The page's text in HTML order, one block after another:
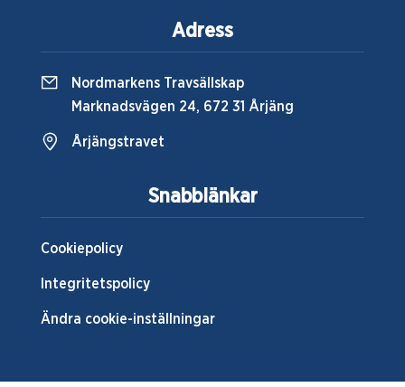
Snabblänkar
Cookiepolicy
Integritetspolicy
Ändra cookie-inställningar
Adress
Nordmarkens Travsällskap
Marknadsvägen 24, 672 31 Årjäng
Årjängstravet